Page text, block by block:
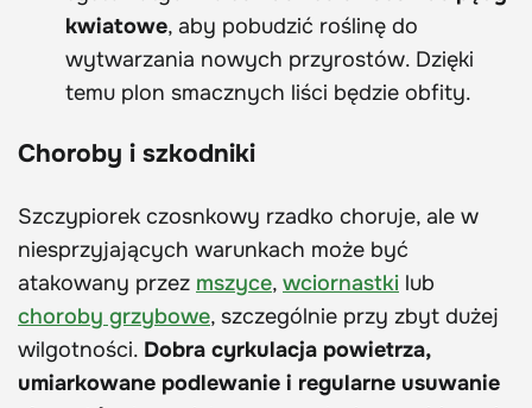
kwiatowe, aby pobudzić roślinę do
wytwarzania nowych przyrostów. Dzięki
temu plon smacznych liści będzie obfity.
Choroby i szkodniki
Szczypiorek czosnkowy rzadko choruje, ale w
niesprzyjających warunkach może być
atakowany przez mszyce, wciornastki lub
choroby grzybowe, szczególnie przy zbyt dużej
wilgotności. Dobra cyrkulacja powietrza,
umiarkowane podlewanie i regularne usuwanie